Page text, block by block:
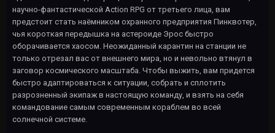
научно-фантастической Action RPG от третьего лица, вам
предстоит стать наёмником охранного предприятия Пинквотер,
чья короткая передышка на астероиде Эрос быстро
оборачивается хаосом. Неожиданный карантин на станции не
только отрезал вас от внешнего мира, но и невольно втянул в
заговор космического масштаба. Чтобы выжить, вам придется
быстро адаптироваться к ситуации, собрать и сплотить
разрозненный экипаж в настоящую команду, и взять на себя
командование самым современным кораблем во всей
солнечной системе.